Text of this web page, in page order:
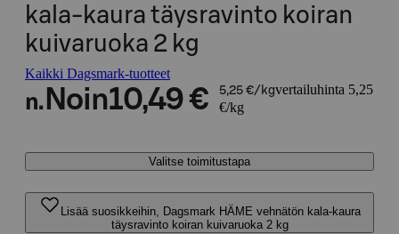
kala-kaura täysravinto koiran
kuivaruoka 2 kg
Kaikki Dagsmark-tuotteet
n. Noin10,49 € 5,25 €/kgvertailuhinta 5,25
€/kg
Valitse toimitustapa
Lisää suosikkeihin, Dagsmark HÄME vehnätön kala-kaura
täysravinto koiran kuivaruoka 2 kg